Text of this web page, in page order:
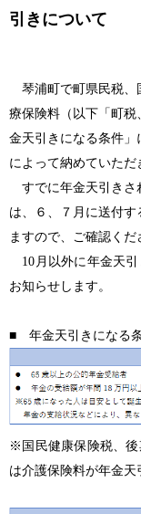
引きについて
琴浦町で町県民税、
療保険料（以下「町
金天引きになる条件」
によって納めていただ
すでに年金天引きさ
は、６、７月に送付
ますので、ご確認くだ
10月以外に年金天引
お知らせします。
■ 年金天引きになる条
※国民健康保険税、後
は介護保険料が年金天